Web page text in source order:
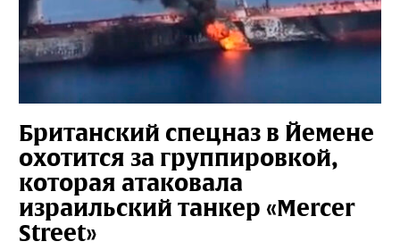
Британский спецназ в Йемене
охотится за группировкой,
которая атаковала
израильский танкер «Mercer
Street»